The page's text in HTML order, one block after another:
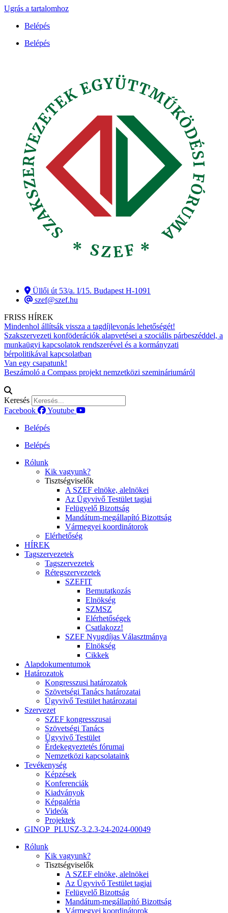
Ugrás a tartalomhoz
Belépés
Belépés
Üllői út 53/a. I/15. Budapest H-1091
szef@szef.hu
FRISS HÍREK
Mindenhol állítsák vissza a tagdíjlevonás lehetőségét!
Szakszervezeti konföderációk alapvetései a szociális párbeszéddel, a
munkaügyi kapcsolatok rendszerével és a kormányzati
bérpolitikával kapcsolatban
Van egy csapatunk!
Beszámoló a Compass projekt nemzetközi szemináriumáról
Keresés
Facebook
Youtube
Belépés
Belépés
Rólunk
Kik vagyunk?
Tisztségviselők
A SZEF elnöke, alelnökei
Az Ügyvivő Testület tagjai
Felügyelő Bizottság
Mandátum-megállapító Bizottság
Vármegyei koordinátorok
Elérhetőség
HÍREK
Tagszervezetek
Tagszervezetek
Rétegszervezetek
SZEFIT
Bemutatkozás
Elnökség
SZMSZ
Elérhetőségek
Csatlakozz!
SZEF Nyugdíjas Választmánya
Elnökség
Cikkek
Alapdokumentumok
Határozatok
Kongresszusi határozatok
Szövetségi Tanács határozatai
Ügyvivő Testület határozatai
Szervezet
SZEF kongresszusai
Szövetségi Tanács
Ügyvivő Testület
Érdekegyeztetés fórumai
Nemzetközi kapcsolataink
Tevékenység
Képzések
Konferenciák
Kiadványok
Képgaléria
Videók
Projektek
GINOP_PLUSZ-3.2.3-24-2024-00049
Rólunk
Kik vagyunk?
Tisztségviselők
A SZEF elnöke, alelnökei
Az Ügyvivő Testület tagjai
Felügyelő Bizottság
Mandátum-megállapító Bizottság
Vármegyei koordinátorok